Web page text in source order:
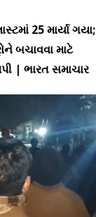
25 માર્યા ગયા;
બચાવવા માટે
| ભારત સમાચાર